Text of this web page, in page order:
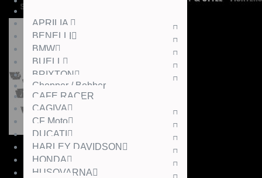
APRILIA
BENELLI
BMW
BUELL
BRIXTON
Chopper / Bobber
CAFE RACER
CAGIVA
CF Moto
DUCATI
HARLEY DAVIDSON
HONDA
HUSQVARNA